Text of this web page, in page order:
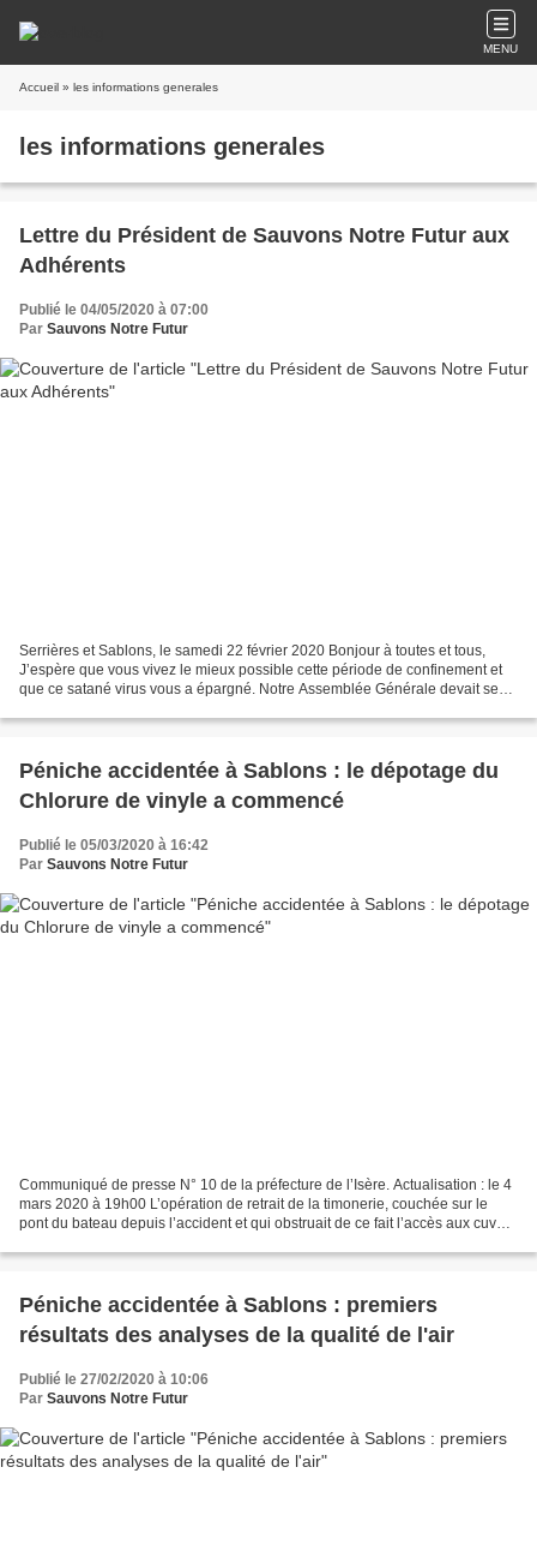
MENU
Accueil » les informations generales
les informations generales
Lettre du Président de Sauvons Notre Futur aux
Adhérents
Publié le 04/05/2020 à 07:00
Par Sauvons Notre Futur
Serrières et Sablons, le samedi 22 février 2020 Bonjour à toutes et tous,
J’espère que vous vivez le mieux possible cette période de confinement et
que ce satané virus vous a épargné. Notre Assemblée Générale devait se
Péniche accidentée à Sablons : le dépotage du
Chlorure de vinyle a commencé
Publié le 05/03/2020 à 16:42
Par Sauvons Notre Futur
Communiqué de presse N° 10 de la préfecture de l’Isère. Actualisation : le 4
mars 2020 à 19h00 L’opération de retrait de la timonerie, couchée sur le
pont du bateau depuis l’accident et qui obstruait de ce fait l’accès aux cuves
Péniche accidentée à Sablons : premiers
résultats des analyses de la qualité de l'air
Publié le 27/02/2020 à 10:06
Par Sauvons Notre Futur